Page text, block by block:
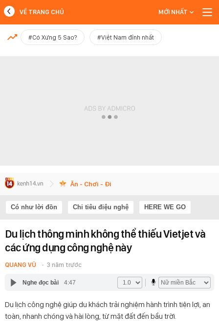
MỚI NHẤT
VỀ TRANG CHỦ MỚI NHẤT
#Có Xứng 5 Sao? #Việt Nam đỉnh nhất
Ăn - Chơi - Đi
Có như lời đồn Chi tiêu điệu nghệ HERE WE GO
Du lịch thông minh không thể thiếu Vietjet và
các ứng dụng công nghệ này
QUANG VŨ 3 năm trước
Nghe đọc bài 4:47
Du lịch công nghệ giúp du khách trải nghiệm hành trình tiện lợi, an
toàn, nhanh chóng và hài lòng, từ mặt đất đến bầu trời.